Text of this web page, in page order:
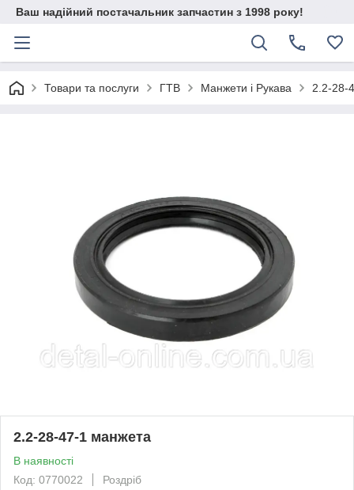
Ваш надійний постачальник запчастин з 1998 року!
Товари та послуги ГТВ Манжети і Рукава 2.2-28-
2.2-28-47-1 манжета
В наявності
Код: 0770022
Роздріб